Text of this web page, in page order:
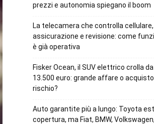
prezzi e autonomia spiegano il boom
La telecamera che controlla
assicurazione e revisione: come
è già operativa
Fisker Ocean, il SUV elettrico crolla
13.500 euro: grande affare o
rischio?
Auto garantite più a lungo: Toyota
copertura, ma Fiat, BMW,